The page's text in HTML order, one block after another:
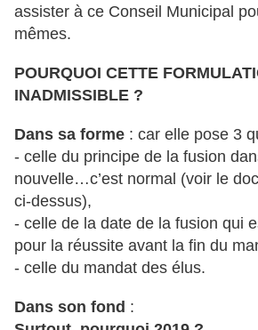
assister à ce Conseil Municipal
mêmes.
POURQUOI CETTE
INADMISSIBLE ?
Dans sa forme : car elle pose 3
- celle du principe de la fusion
nouvelle…c’est normal (voir le
ci-dessus),
- celle de la date de la fusion qui
pour la réussite avant la fin du
- celle du mandat des élus.
Dans son fond :